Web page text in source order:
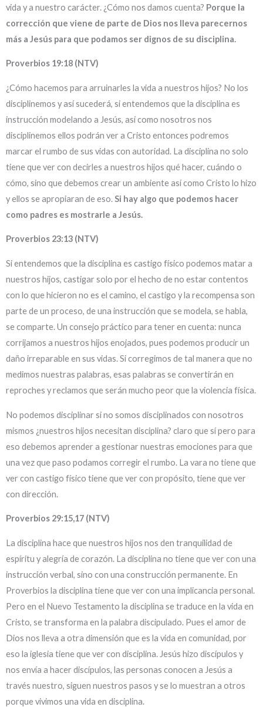
vida y a nuestro carácter. ¿Cómo nos damos cuenta? Porque la
corrección que viene de parte de Dios nos lleva parecernos
más a Jesús para que podamos ser dignos de su disciplina.
Proverbios 19:18 (NTV)
¿Cómo hacemos para arruinarles la vida a nuestros hijos? No los
disciplinemos y así sucederá, si entendemos que la disciplina es
instrucción modelando a Jesús, así como nosotros nos
disciplinemos ellos podrán ver a Cristo entonces podremos
marcar el rumbo de sus vidas con autoridad. La disciplina no solo
tiene que ver con decirles a nuestros hijos qué hacer, cuándo o
cómo, sino que debemos crear un ambiente así como Cristo lo hizo
y ellos se apropiaran de eso.Si hay algo que podemos hacer
como padres es mostrarle a Jesús.
Proverbios 23:13 (NTV)
Si entendemos que la disciplina es castigo físico podemos matar a
nuestros hijos, castigar solo por el hecho de no estar contentos
con lo que hicieron no es el camino, el castigo y la recompensa son
parte de un proceso, de una instrucción que se modela, se habla,
se comparte. Un consejo práctico para tener en cuenta: nunca
corrijamos a nuestros hijos enojados, pues podemos producir un
daño irreparable en sus vidas. Si corregimos de tal manera que no
medimos nuestras palabras, esas palabras se convertirán en
reproches y reclamos que serán mucho peor que la violencia física.
No podemos disciplinar si no somos disciplinados con nosotros
mismos ¿nuestros hijos necesitan disciplina? claro que sí pero para
eso debemos aprender a gestionar nuestras emociones para que
una vez que paso podamos corregir el rumbo. La vara no tiene que
ver con castigo físico tiene que ver con propósito, tiene que ver
con dirección.
Proverbios 29:15,17 (NTV)
La disciplina hace que nuestros hijos nos den tranquilidad de
espíritu y alegría de corazón. La disciplina no tiene que ver con una
instrucción verbal, sino con una construcción permanente. En
Proverbios la disciplina tiene que ver con una implicancia personal.
Pero en el Nuevo Testamento la disciplina se traduce en la vida en
Cristo, se transforma en la palabra discipulado. Pues el amor de
Dios nos lleva a otra dimensión que es la vida en comunidad, por
eso la iglesia tiene que ver con disciplina. Jesús hizo discípulos y
nos envía a hacer discípulos, las personas conocen a Jesús a
través nuestro, siguen nuestros pasos y se lo muestran a otros
porque vivimos una vida en disciplina.